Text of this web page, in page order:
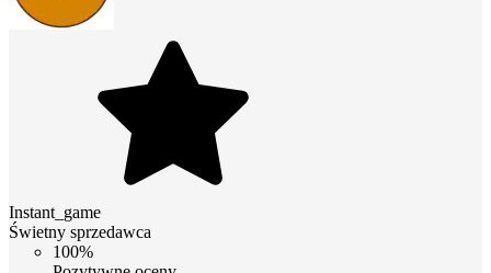
Instant_game
Świetny sprzedawca
100%